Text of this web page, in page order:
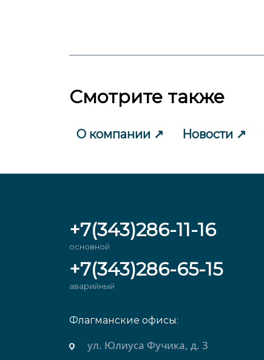
Смотрите также
О компании Новости
+7(343)286-11-16
основной
+7(343)286-65-15
аварийный
Флагманские офисы:
ул. Юлиуса Фучика, д. 3